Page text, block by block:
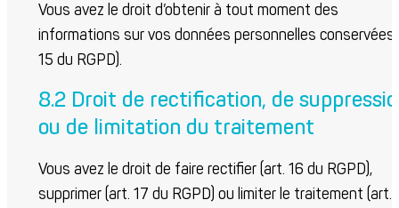
Vous avez le droit d’obtenir à tout moment des
informations sur vos données personnelles conservées
15 du RGPD).
8.2 Droit de rectification, de
ou de limitation du traitement
Vous avez le droit de faire rectifier (art. 16 du RGPD),
supprimer (art. 17 du RGPD) ou limiter le traitement (art.